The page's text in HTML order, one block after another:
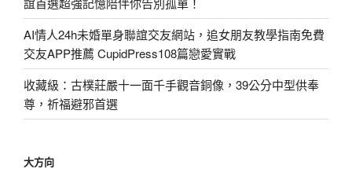
AI情人24h未婚單身聯誼交友網站，追女朋友教學指南免費
交友APP推薦 CupidPress108篇戀愛實戰
收藏級：古樸莊嚴十一面千手觀音銅像，39公分中型供奉
尊，祈福避邪首選
大方向